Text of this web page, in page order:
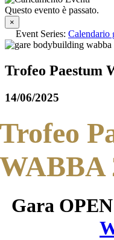
Questo evento è passato.
×
Event Series: Calendario
Trofeo Paestum
14/06/2025
Trofeo
WABBA
Gara